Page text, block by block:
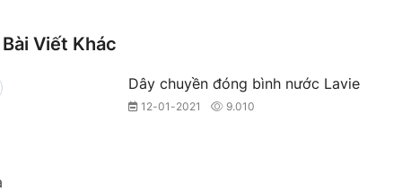
Bài Viết Khác
Dây chuyền đóng bình nước Lavie
12-01-2021 9.010